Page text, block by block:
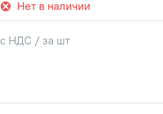
Нет в наличии
с НДС / за шт